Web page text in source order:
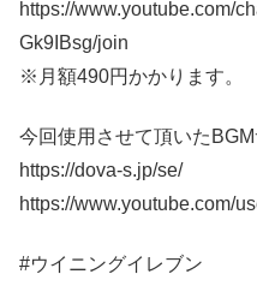
https://www.youtube.com/
Gk9IBsg/join
※月額490円かかります。
今回使用させて頂いたBGM
https://dova-s.jp/se/
https://www.youtube.com/
#ウイニングイレブン